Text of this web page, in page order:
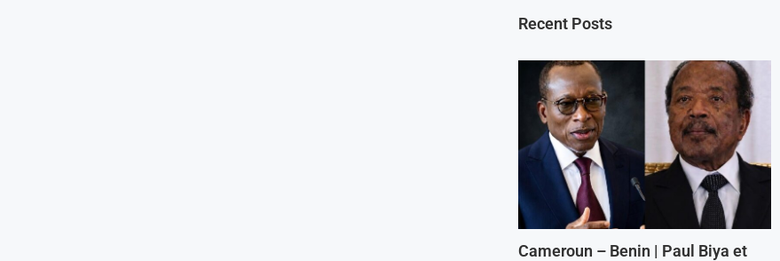
Recent Posts
Cameroun – Benin | Paul Biya et